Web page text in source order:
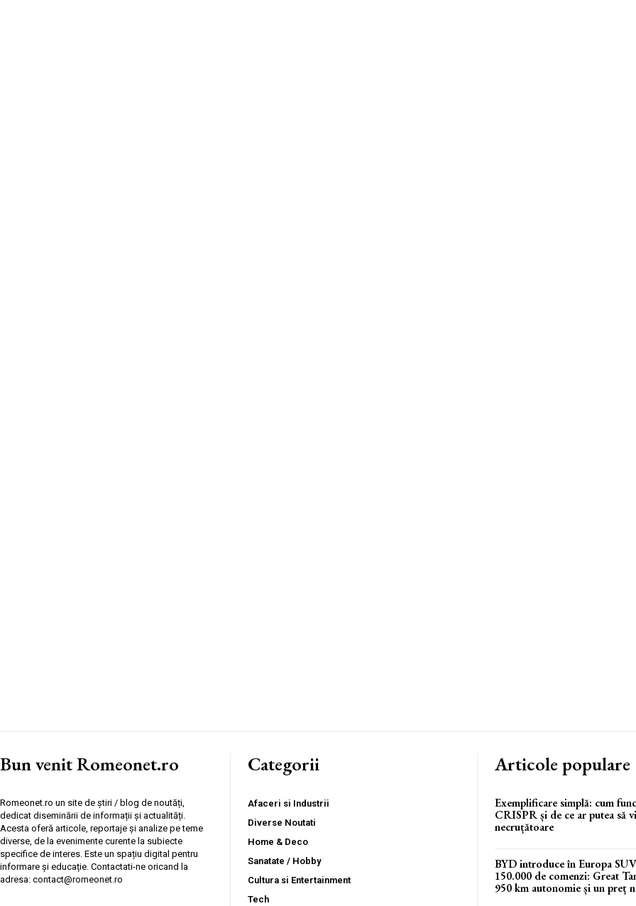
Bun venit Romeonet.ro
Romeonet.ro un site de știri / blog de noutăți,
dedicat diseminării de informații și actualități.
Acesta oferă articole, reportaje și analize pe teme
diverse, de la evenimente curente la subiecte
specifice de interes. Este un spațiu digital pentru
informare și educație. Contactati-ne oricand la
adresa: contact@romeonet.ro
Categorii
Afaceri si Industrii
Diverse Noutati
Home & Deco
Sanatate / Hobby
Cultura si Entertainment
Tech
Articole populare
Exemplificare simplă: cum
CRISPR și de ce ar putea să
necruțătoare
BYD introduce în Europa
150.000 de comenzi: Great
950 km autonomie și un preț